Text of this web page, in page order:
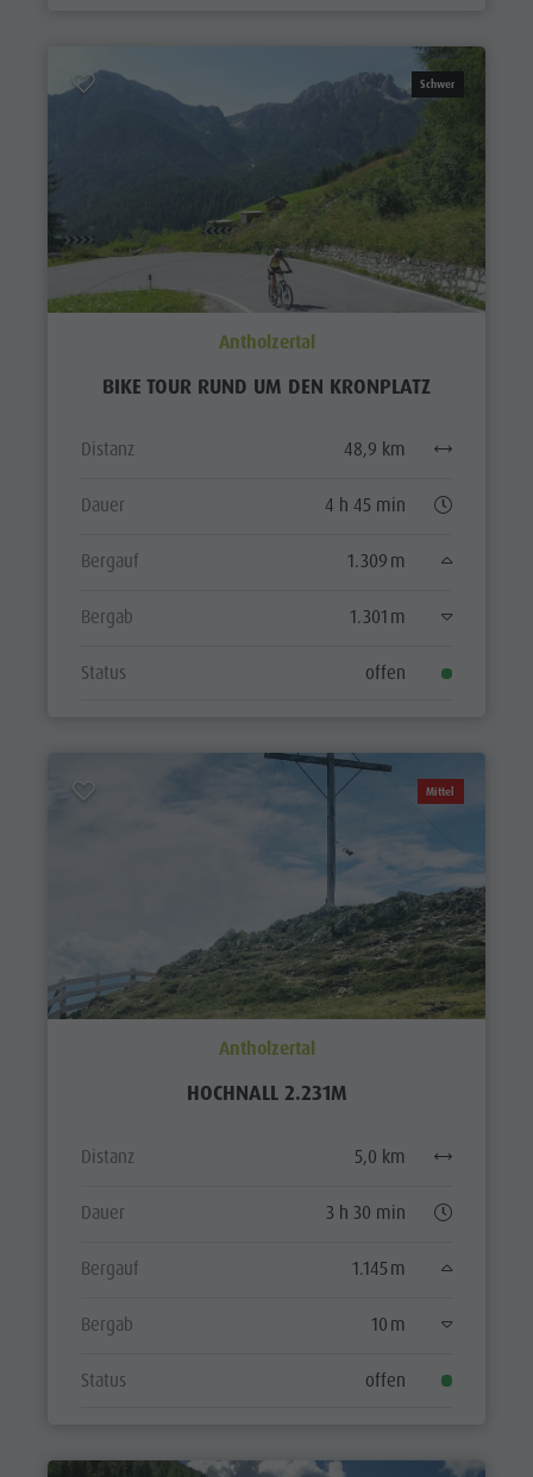
Schwer
Antholzertal
BIKE TOUR RUND UM DEN KRONPLATZ
Distanz 48,9 km
Dauer 4 h 45 min
Bergauf 1.309 m
Bergab 1.301 m
Status offen
Mittel
Antholzertal
HOCHNALL 2.231M
Distanz 5,0 km
Dauer 3 h 30 min
Bergauf 1.145 m
Bergab 10 m
Status offen